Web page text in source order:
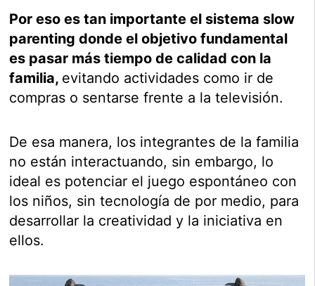
Por eso es tan importante el sistema slow
parenting donde el objetivo fundamental
es pasar más tiempo de calidad con la
familia, evitando actividades como ir de
compras o sentarse frente a la televisión.
De esa manera, los integrantes de la familia
no están interactuando, sin embargo, lo
ideal es potenciar el juego espontáneo con
los niños, sin tecnología de por medio, para
desarrollar la creatividad y la iniciativa en
ellos.